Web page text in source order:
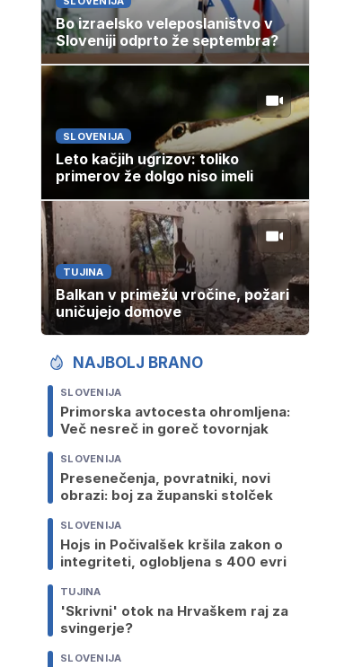
Bo izraelsko veleposlaništvo v
Sloveniji odprto že septembra?
SLOVENIJA
Leto kačjih ugrizov: toliko
primerov že dolgo niso imeli
TUJINA
Balkan v primežu vročine, požari
uničujejo domove
NAJBOLJ BRANO
SLOVENIJA
Primorska avtocesta ohromljena:
Več nesreč in goreč tovornjak
SLOVENIJA
Presenečenja, povratniki, novi
obrazi: boj za županski stolček
SLOVENIJA
Hojs in Počivalšek kršila zakon o
integriteti, oglobljena s 400 evri
TUJINA
'Skrivni' otok na Hrvaškem raj za
svingerje?
SLOVENIJA